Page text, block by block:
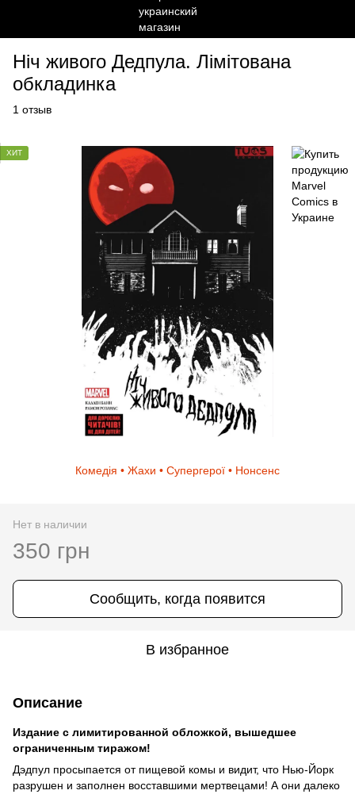
Ніч живого Дедпула. Лімітована
обкладинка
1 отзыв
ХИТ
Комедія • Жахи • Супергерої • Нонсенс
Нет в наличии
350 грн
Сообщить, когда появится
В избранное
Описание
Издание с лимитированной обложкой, вышедшее
ограниченным тиражом!
Дэдпул просыпается от пищевой комы и видит, что Нью-Йорк
разрушен и заполнен восставшими мертвецами! А они далеко